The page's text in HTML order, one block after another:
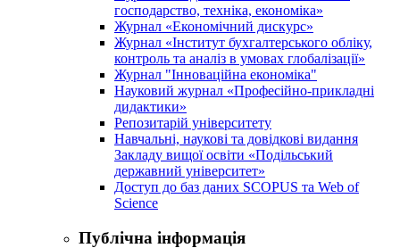
господарство, техніка, економіка»
Журнал «Економічний дискурс»
Журнал «Інститут бухгалтерського обліку,
контроль та аналіз в умовах глобалізації»
Журнал "Інноваційна економіка"
Науковий журнал «Професійно-прикладні
дидактики»
Репозитарій університету
Навчальні, наукові та довідкові видання
Закладу вищої освіти «Подільський
державний університет»
Доступ до баз даних SCOPUS та Web of
Science
Публічна інформація